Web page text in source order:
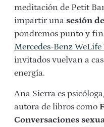
meditación de Petit
impartir una sesión
pondremos punto y
Mercedes-Benz WeLife
invitados vuelvan a
energía.
Ana Sierra es
autora de libros como
Conversaciones